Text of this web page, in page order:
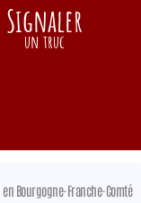
Signaler
un truc
en Bourgogne-Franche-Comté